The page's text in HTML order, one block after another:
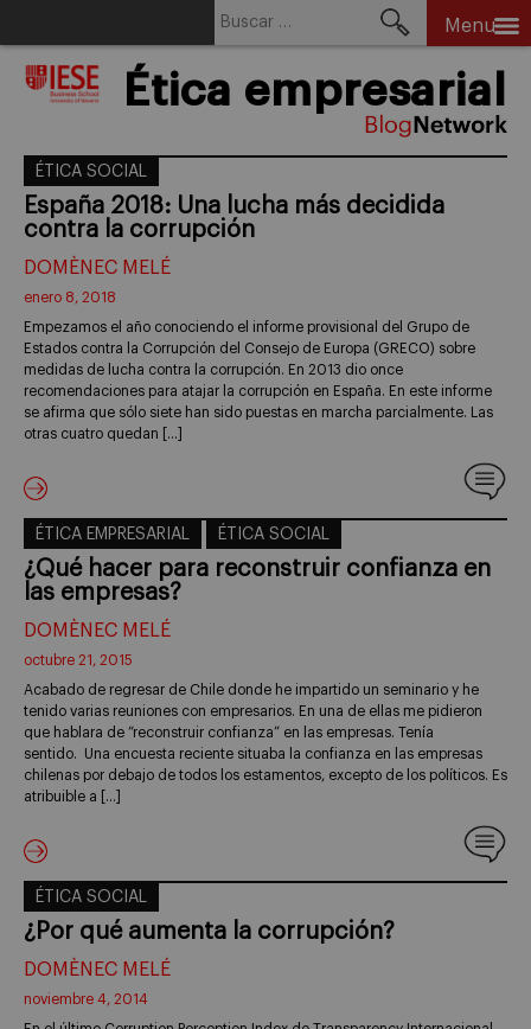
Menu
Ética empresarial
ÉTICA SOCIAL
España 2018: Una lucha más decidida
contra la corrupción
DOMÈNEC MELÉ
enero 8, 2018
Empezamos el año conociendo el informe provisional del Grupo de
Estados contra la Corrupción del Consejo de Europa (GRECO) sobre
medidas de lucha contra la corrupción. En 2013 dio once
recomendaciones para atajar la corrupción en España. En este informe
se afirma que sólo siete han sido puestas en marcha parcialmente. Las
otras cuatro quedan […]
ÉTICA EMPRESARIAL ÉTICA SOCIAL
¿Qué hacer para reconstruir confianza en
las empresas?
DOMÈNEC MELÉ
octubre 21, 2015
Acabado de regresar de Chile donde he impartido un seminario y he
tenido varias reuniones con empresarios. En una de ellas me pidieron
que hablara de “reconstruir confianza” en las empresas. Tenía
sentido. Una encuesta reciente situaba la confianza en las empresas
chilenas por debajo de todos los estamentos, excepto de los políticos. Es
atribuible a […]
ÉTICA SOCIAL
¿Por qué aumenta la corrupción?
DOMÈNEC MELÉ
noviembre 4, 2014